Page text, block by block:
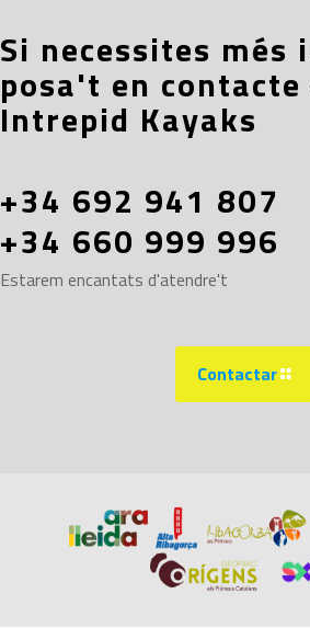
Si necessites més
posa't en contacte
Intrepid Kayaks
+34 692 941 807
+34 660 999 996
Estarem encantats d'atendre't
Contactar